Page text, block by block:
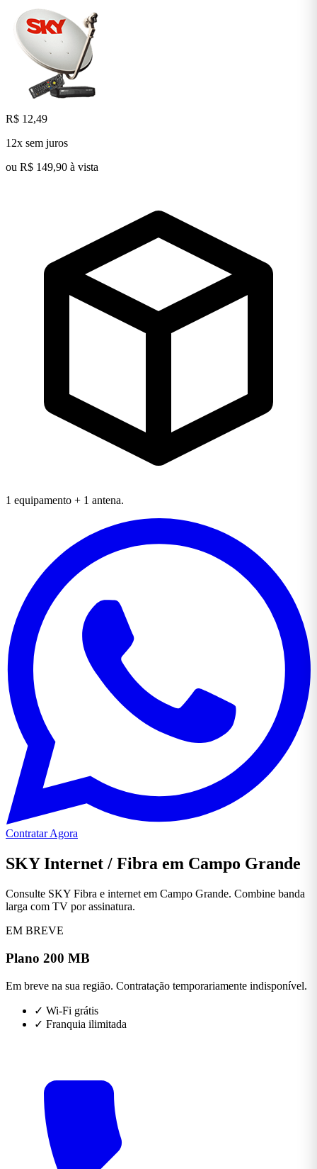
R$ 12,49
12x sem juros
ou R$ 149,90 à vista
1 equipamento + 1 antena.
Contratar Agora
SKY Internet / Fibra em Campo Grande
Consulte SKY Fibra e internet em Campo Grande. Combine banda
larga com TV por assinatura.
EM BREVE
Plano 200 MB
Em breve na sua região. Contratação temporariamente indisponível.
✓ Wi-Fi grátis
✓ Franquia ilimitada